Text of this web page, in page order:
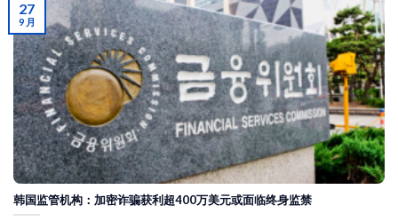
韩国监管机构：加密诈骗获利超400万美元或面临终身监禁
27
9 月